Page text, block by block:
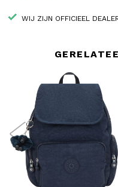
WIJ ZIJN OFFICIEEL